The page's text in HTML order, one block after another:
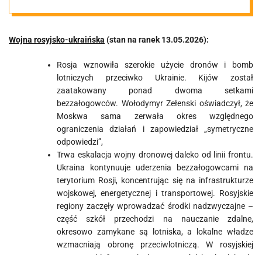
13.05.2026
Wojna rosyjsko-ukraińska (stan na ranek 13.05.2026):
Rosja wznowiła szerokie użycie dronów i bomb
lotniczych przeciwko Ukrainie. Kijów został
zaatakowany ponad dwoma setkami
bezzałogowców. Wołodymyr Zełenski oświadczył, że
Moskwa sama zerwała okres względnego
ograniczenia działań i zapowiedział „symetryczne
odpowiedzi”,
Trwa eskalacja wojny dronowej daleko od linii frontu.
Ukraina kontynuuje uderzenia bezzałogowcami na
terytorium Rosji, koncentrując się na infrastrukturze
wojskowej, energetycznej i transportowej. Rosyjskie
regiony zaczęły wprowadzać środki nadzwyczajne –
część szkół przechodzi na nauczanie zdalne,
okresowo zamykane są lotniska, a lokalne władze
wzmacniają obronę przeciwlotniczą. W rosyjskiej